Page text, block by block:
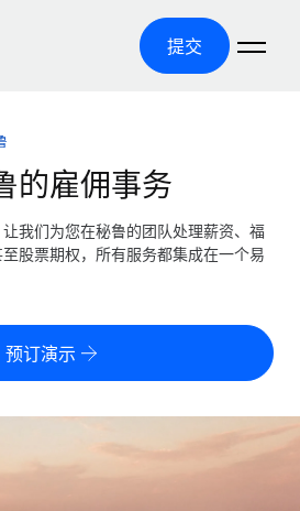
提交
扩张
具
总成本
的雇佣事务
我们为您在秘鲁的团队处理薪资、福
股票期权，所有服务都集成在一个易
预订演示